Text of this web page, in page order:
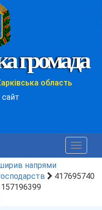
громада
область
сайт
Toggle
напрями
417695740